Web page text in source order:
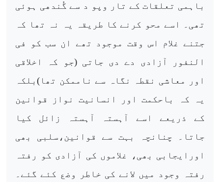
باہمی تعلقات کے تار وپو د سے گُندھی ہوئی
تھی۔ اسے محو کرنے کا طریقہ یہ نہ تھا کہ
جتنے غلام اس وقت موجود تھے ان سب کو فی
النفور آزادی دے دی جاتی (جو کہ اخلاقی
اور معاشی نقطہ نگاہ سے ناممکن تھا)بلکہ
یہ کہ باحکمت اور انسانیت نواز قوانین
کے ذریعے اسے آہستہ آہستہ زائل کیا
جاتا۔ چنانچہ بہت سے قوانین،سلبی بھی
اورایجابی بھی، غلاموں کی آزادی کو رفتہ
رفتہ وجود میں لانے کی خاطر وضع کئے گئے۔